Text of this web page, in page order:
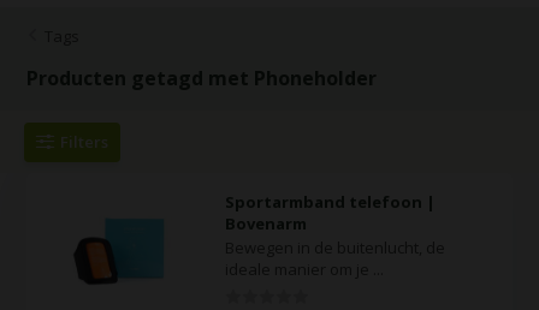
Producten getagd met Phoneholder
Filters
Sportarmband telefoon |
Bovenarm